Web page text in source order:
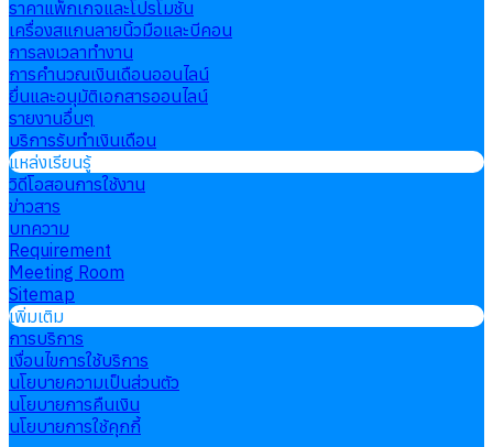
ราคาแพ็กเกจและโปรโมชั่น
เครื่องสแกนลายนิ้วมือและบีคอน
การลงเวลาทำงาน
การคำนวณเงินเดือนออนไลน์
ยื่นและอนุมัติเอกสารออนไลน์
รายงานอื่นๆ
บริการรับทำเงินเดือน
แหล่งเรียนรู้
วิดีโอสอนการใช้งาน
ข่าวสาร
บทความ
Requirement
Meeting Room
Sitemap
เพิ่มเติม
การบริการ
เงื่อนไขการใช้บริการ
นโยบายความเป็นส่วนตัว
นโยบายการคืนเงิน
นโยบายการใช้คุกกี้